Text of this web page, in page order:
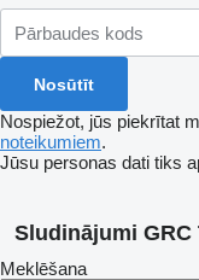
Nospiežot, jūs piekrītat
noteikumiem.
Jūsu personas dati tiks
Sludinājumi GRC
Meklēšana